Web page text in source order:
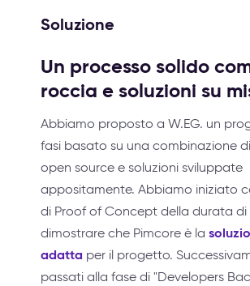
Soluzione
Un processo solido
roccia e soluzioni su
Abbiamo proposto a W.EG. un
fasi basato su una combinazione
open source e soluzioni sviluppate
appositamente. Abbiamo iniziato
di Proof of Concept della durata di
dimostrare che Pimcore è la
adatta per il progetto.
passati alla fase di "Developers